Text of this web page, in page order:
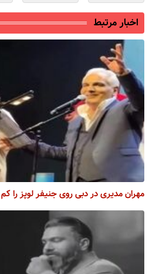
اخبار مرتبط
مهران مدیری در دبی روی جنیفر لوپز را